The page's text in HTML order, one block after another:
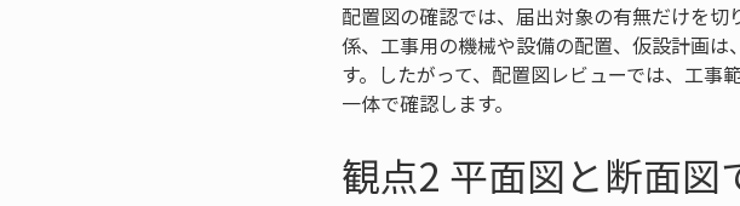
配置図の確認では、届出対象の有無だけを
係、工事用の機械や設備の配置、仮設計画
す。したがって、配置図レビューでは、工
一体で確認します。
観点2 平面図と断面